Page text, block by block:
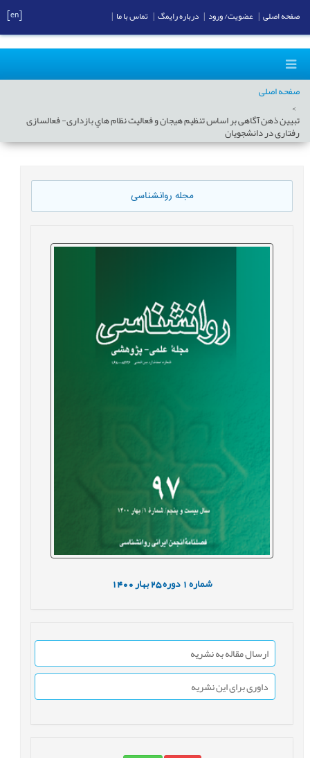
صفحه اصلی
تبيين ذهن آگاهی بر اساس تنظيم هيجان و فعاليت نظام هاي بازداری- فعالسازی
رفتاری در دانشجويان
مجله روانشناسی
شماره1 دوره25 بهار1400
ارسال مقاله به نشریه
داوری برای این نشریه
صفحه اصلی عضویت/ ورود درباره رایمگ تماس با ما